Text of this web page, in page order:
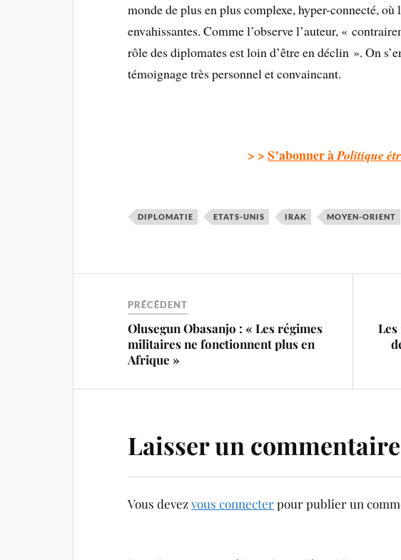
monde de plus en plus complexe, hyper-connecté, où
envahissantes. Comme l’observe l’auteur, «
rôle des diplomates est loin d’être en déclin ». On
témoignage très personnel et convaincant.
> >S’abonner àPolitique
DIPLOMATIE ETATS-UNIS IRAK MOYEN-ORIENT
PRÉCÉDENT
Olusegun Obasanjo : « Les régimes
militaires ne fonctionnent plus en
Afrique »
Les
Laisser un commentaire
Vous devezvous connecterpour publier un